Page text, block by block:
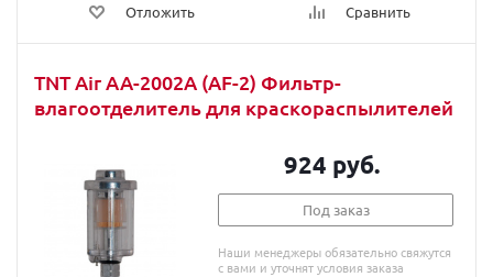
Отложить Сравнить
TNT Air AA-2002A (AF-2) Фильтр-
влагоотделитель для краскораспылителей
924 руб.
Под заказ
Наши менеджеры обязательно свяжутся
с вами и уточнят условия заказа